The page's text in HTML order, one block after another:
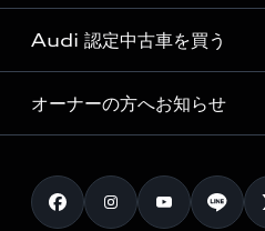
試乗予約
e-tronラインアップ
価格シミュレーション
車両比較
カタログ一覧
オンラインショップ
Audi collection
アウディナビアプリ
サービス入庫予約
サービスプログラム
メンテナンス
車検 / 定期点検
e-tronアフターサポート
Audi 認定中古車を買う
Audi認定中古車
クオリティ
オーナーの方へお知らせ
お知らせ
オーナー様向けキャンペーン